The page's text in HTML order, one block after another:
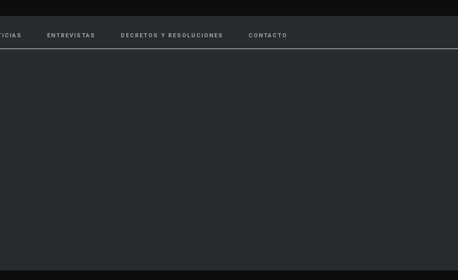
ENTREVISTAS DECRETOS Y RESOLUCIONES CONTACTO